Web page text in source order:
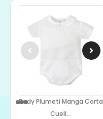
Body Plumeti Manga Corta
Cuell...